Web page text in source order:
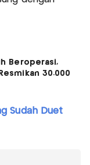
Beroperasi,
30.000
Sudah Duet